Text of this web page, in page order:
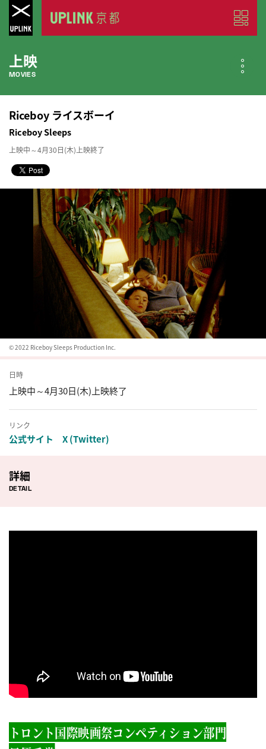
上映
MOVIES
公開中の作品
近日公開の作品
COMING SOON
今月のスケジュール
MONTHLY SCHEDULE
Riceboy ライスボーイ
Riceboy Sleeps
上映中～4月30日(木)上映終了
© 2022 Riceboy Sleeps Production Inc.
日時
上映中～4月30日(木)上映終了
リンク
公式サイト X (Twitter)
詳細
DETAIL
トロント国際映画祭コンペティション部門